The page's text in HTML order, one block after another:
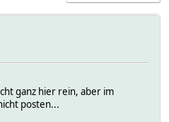
ganz hier rein, aber im
posten...